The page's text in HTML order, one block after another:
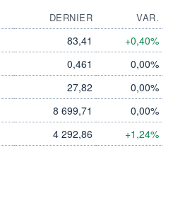
DERNIER
VAR.
83,41 +0,40%
0,461 0,00%
27,82 0,00%
8 699,71 0,00%
4 292,86 +1,24%